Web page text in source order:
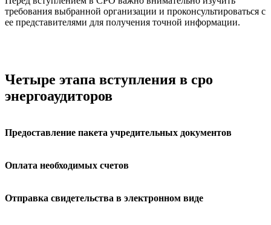
требования выбранной организации и проконсультироваться с
ее представителями для получения точной информации.
Четыре этапа вступления в сро
энергоаудиторов
Предоставление пакета учредительных документов
Оплата необходимых счетов
Отправка свидетельства в электронном виде